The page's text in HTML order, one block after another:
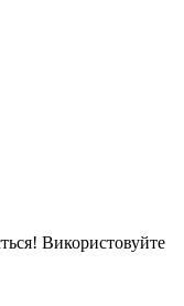
Використовуйте